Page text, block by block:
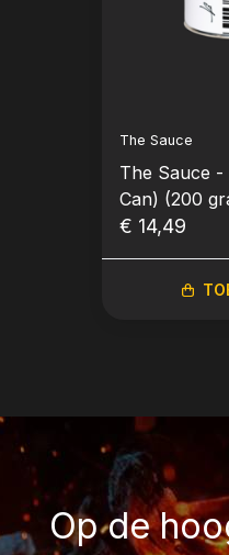
The Sauce
The Sauce
Can) (200
€ 14,49
Op de